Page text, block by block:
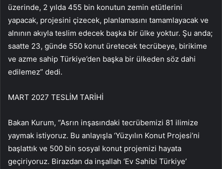
üzerinde, 2 yılda 455 bin konutun zemin etütlerini
yapacak, projesini çizecek, planlamasını tamamlayacak ve
alnının akıyla teslim edecek başka bir ülke yoktur. Şu anda;
saatte 23, günde 550 konut üretecek tecrübeye, birikime
ve azme sahip Türkiye’den başka bir ülkeden söz dahi
edilemez” dedi.
MART 2027 TESLİM TARİHİ
Bakan Kurum, “Asrın inşasındaki tecrübemizi 81 ilimize
yaymak istiyoruz. Bu anlayışla ‘Yüzyılın Konut Projesi’ni
başlattık ve 500 bin sosyal konut projemizi hayata
geçiriyoruz. Birazdan da inşallah ‘Ev Sahibi Türkiye’